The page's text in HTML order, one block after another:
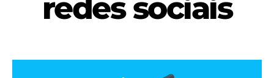
redes sociais